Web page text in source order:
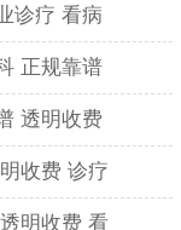
诊疗 看病
正规靠谱
透明收费
收费 诊疗
明收费 看